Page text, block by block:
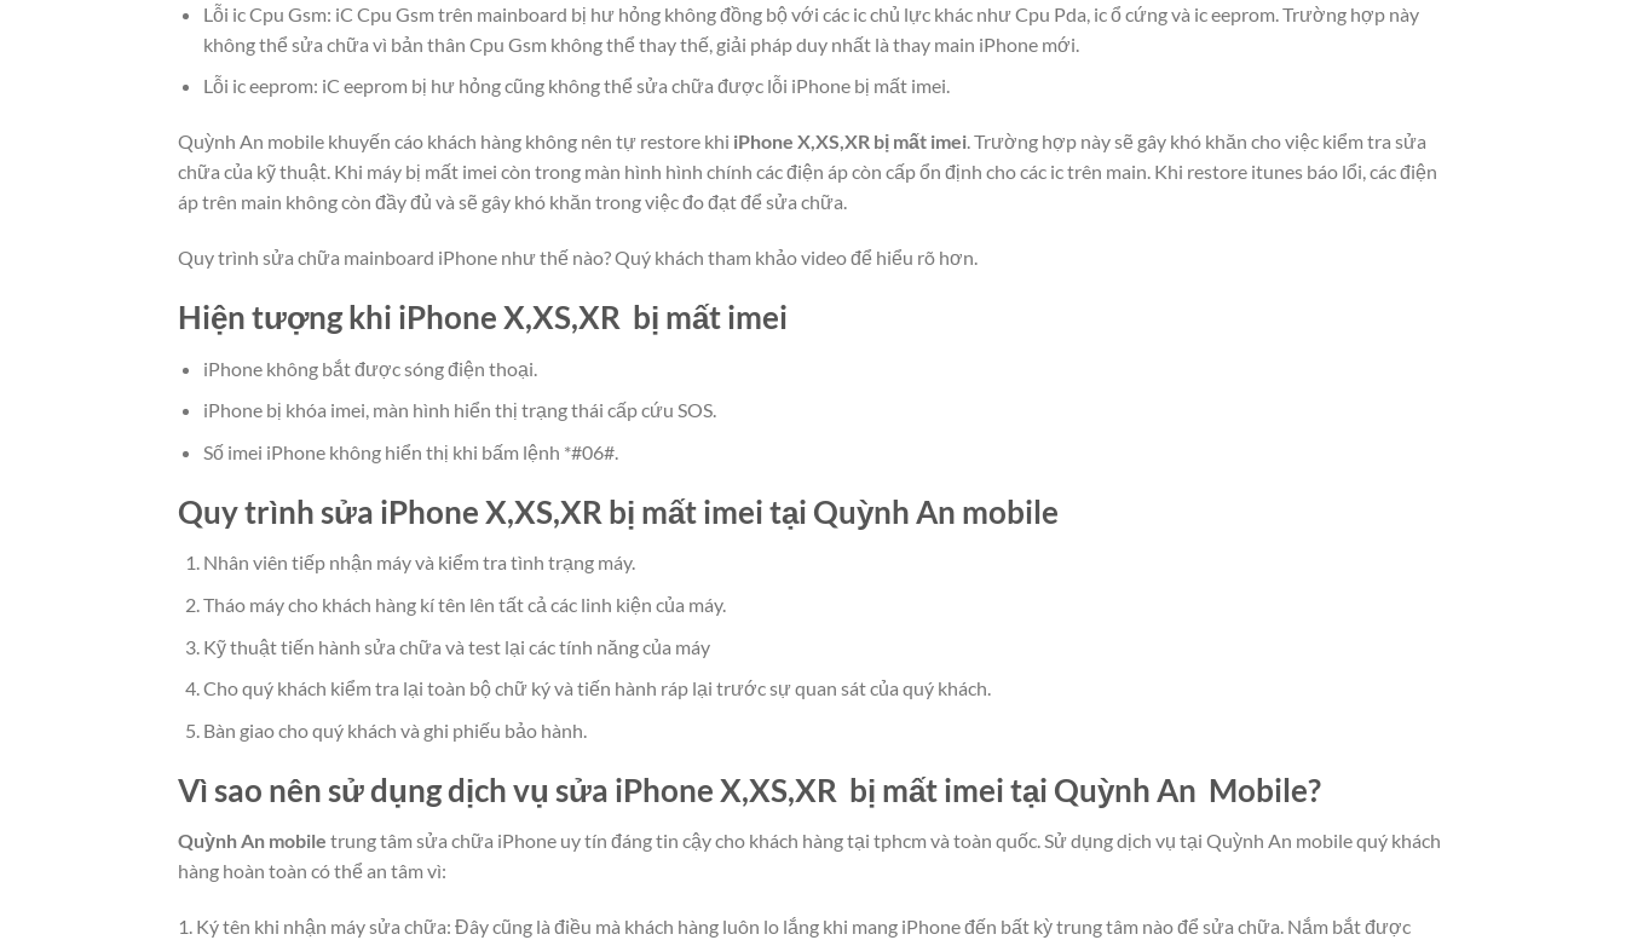
Lỗi ic Cpu Gsm: iC Cpu Gsm trên mainboard bị hư hỏng không đồng bộ với các ic chủ lực khác như Cpu Pda, ic ổ cứng và ic eeprom. Trường hợp này
không thể sửa chữa vì bản thân Cpu Gsm không thể thay thế, giải pháp duy nhất là thay main iPhone mới.
Lỗi ic eeprom: iC eeprom bị hư hỏng cũng không thể sửa chữa được lỗi iPhone bị mất imei.
Quỳnh An mobile khuyến cáo khách hàng không nên tự restore khi iPhone X,XS,XR bị mất imei. Trường hợp này sẽ gây khó khăn cho việc kiểm tra sửa
chữa của kỹ thuật. Khi máy bị mất imei còn trong màn hình hình chính các điện áp còn cấp ổn định cho các ic trên main. Khi restore itunes báo lổi, các điện
áp trên main không còn đầy đủ và sẽ gây khó khăn trong việc đo đạt để sửa chữa.
Quy trình sửa chữa mainboard iPhone như thế nào? Quý khách tham khảo video để hiểu rõ hơn.
Hiện tượng khi iPhone X,XS,XR bị mất imei
iPhone không bắt được sóng điện thoại.
iPhone bị khóa imei, màn hình hiển thị trạng thái cấp cứu SOS.
Số imei iPhone không hiển thị khi bấm lệnh *#06#.
Quy trình sửa iPhone X,XS,XR bị mất imei tại Quỳnh An mobile
Nhân viên tiếp nhận máy và kiểm tra tình trạng máy.
Tháo máy cho khách hàng kí tên lên tất cả các linh kiện của máy.
Kỹ thuật tiến hành sửa chữa và test lại các tính năng của máy
Cho quý khách kiểm tra lại toàn bộ chữ ký và tiến hành ráp lại trước sự quan sát của quý khách.
Bàn giao cho quý khách và ghi phiếu bảo hành.
Vì sao nên sử dụng dịch vụ sửa iPhone X,XS,XR bị mất imei tại Quỳnh An Mobile?
Quỳnh An mobile trung tâm sửa chữa iPhone uy tín đáng tin cậy cho khách hàng tại tphcm và toàn quốc. Sử dụng dịch vụ tại Quỳnh An mobile quý khách
hàng hoàn toàn có thể an tâm vì:
1. Ký tên khi nhận máy sửa chữa: Đây cũng là điều mà khách hàng luôn lo lắng khi mang iPhone đến bất kỳ trung tâm nào để sửa chữa. Nắm bắt được